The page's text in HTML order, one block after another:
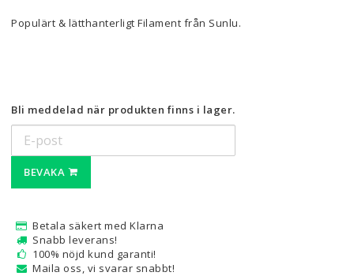
Populärt & lätthanterligt Filament från Sunlu.
Bli meddelad när produkten finns i lager.
BEVAKA
Betala säkert med Klarna
Snabb leverans!
100% nöjd kund garanti!
Maila oss, vi svarar snabbt!